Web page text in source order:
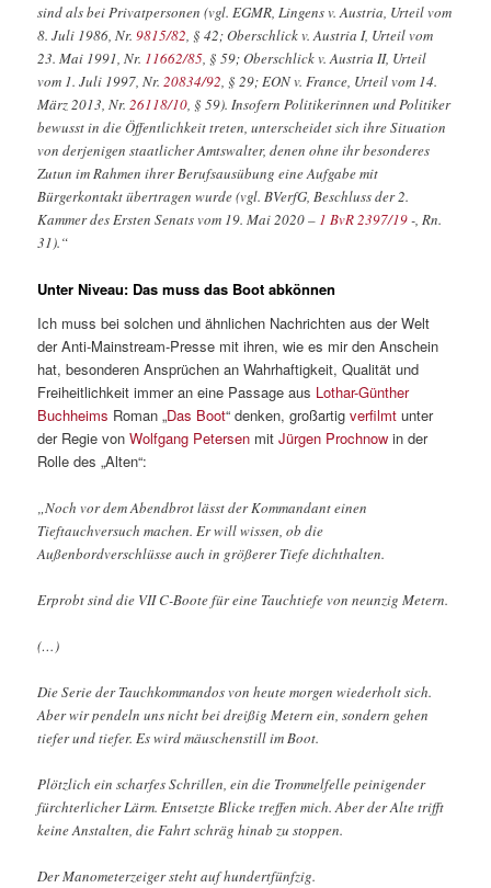
sind als bei Privatpersonen (vgl. EGMR, Lingens v. Austria, Urteil vom
8. Juli 1986, Nr.9815/82, § 42; Oberschlick v. Austria I, Urteil vom
23. Mai 1991, Nr. 11662/85, § 59; Oberschlick v. Austria II, Urteil
vom 1. Juli 1997, Nr.20834/92, § 29; EON v. France, Urteil vom 14.
März 2013, Nr.26118/10, § 59). Insofern Politikerinnen und Politiker
bewusst in die Öffentlichkeit treten, unterscheidet sich ihre Situation
von derjenigen staatlicher Amtswalter, denen ohne ihr besonderes
Zutun im Rahmen ihrer Berufsausübung eine Aufgabe mit
Bürgerkontakt übertragen wurde (vgl. BVerfG, Beschluss der 2.
Kammer des Ersten Senats vom 19. Mai 2020 – 1 BvR 2397/19-, Rn.
31).“
Unter Niveau: Das muss das Boot abkönnen
Ich muss bei solchen und ähnlichen Nachrichten aus der Welt
der Anti-Mainstream-Presse mit ihren, wie es mir den Anschein
hat, besonderen Ansprüchen an Wahrhaftigkeit, Qualität und
Freiheitlichkeit immer an eine Passage aus Lothar-Günther
Buchheims Roman „Das Boot“ denken, großartigverfilmt unter
der Regie vonWolfgang Petersen mitJürgen Prochnow in der
Rolle des „Alten“:
„Noch vor dem Abendbrot lässt der Kommandant einen
Tieftauchversuch machen. Er will wissen, ob die
Außenbordverschlüsse auch in größerer Tiefe dichthalten.
Erprobt sind die VII C-Boote für eine Tauchtiefe von neunzig Metern.
(…)
Die Serie der Tauchkommandos von heute morgen wiederholt sich.
Aber wir pendeln uns nicht bei dreißig Metern ein, sondern gehen
tiefer und tiefer. Es wird mäuschenstill im Boot.
Plötzlich ein scharfes Schrillen, ein die Trommelfelle peinigender
fürchterlicher Lärm. Entsetzte Blicke treffen mich. Aber der Alte trifft
keine Anstalten, die Fahrt schräg hinab zu stoppen.
Der Manometerzeiger steht auf hundertfünfzig.